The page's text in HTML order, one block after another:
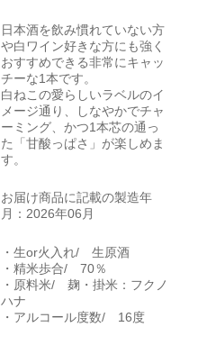
日本酒を飲み慣れていない方
や白ワイン好きな方にも強く
おすすめできる非常にキャッ
チーな1本です。
白ねこの愛らしいラベルのイ
メージ通り、しなやかでチャ
ーミング、かつ1本芯の通っ
た「甘酸っぱさ」が楽しめま
す。
お届け商品に記載の製造年
月：2026年06月
・生or火入れ/ 生原酒
・精米歩合/ 70％
・原料米/ 麹・掛米：フクノ
ハナ
・アルコール度数/ 16度